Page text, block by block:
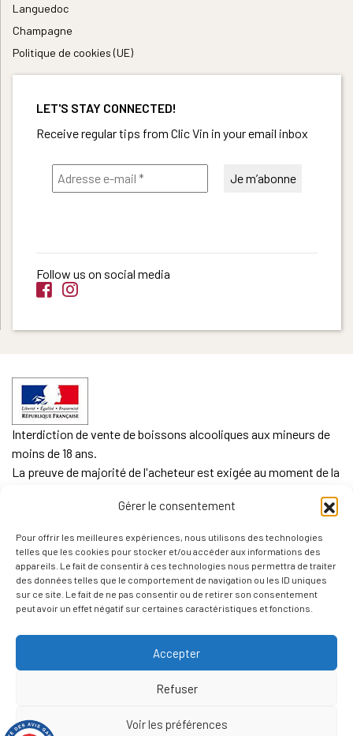
Gérer le consentement
Pour offrir les meilleures expériences, nous utilisons des technologies
telles que les cookies pour stocker et/ou accéder aux informations des
appareils. Le fait de consentir à ces technologies nous permettra de traiter
des données telles que le comportement de navigation ou les ID uniques
sur ce site. Le fait de ne pas consentir ou de retirer son consentement
peut avoir un effet négatif sur certaines caractéristiques et fonctions.
Accepter
Refuser
Voir les préférences
Languedoc
Champagne
Politique de cookies (UE)
LET'S STAY CONNECTED!
Receive regular tips from Clic Vin in your email inbox
Follow us on social media
Interdiction de vente de boissons alcooliques aux mineurs de
moins de 18 ans.
La preuve de majorité de l'acheteur est exigée au moment de la
L'abus d'alcool est dangereux pour la santé. Sachez
consommer avec modération.